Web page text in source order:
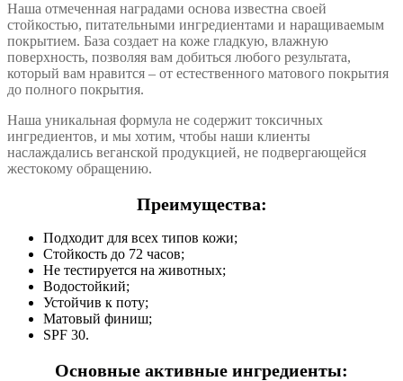
Наша отмеченная наградами основа известна своей
стойкостью, питательными ингредиентами и наращиваемым
покрытием. База создает на коже гладкую, влажную
поверхность, позволяя вам добиться любого результата,
который вам нравится – от естественного матового покрытия
до полного покрытия.
Наша уникальная формула не содержит токсичных
ингредиентов, и мы хотим, чтобы наши клиенты
наслаждались веганской продукцией, не подвергающейся
жестокому обращению.
Преимущества:
Подходит для всех типов кожи;
Стойкость до 72 часов;
Не тестируется на животных;
Водостойкий;
Устойчив к поту;
Матовый финиш;
SPF 30.
Основные активные ингредиенты: